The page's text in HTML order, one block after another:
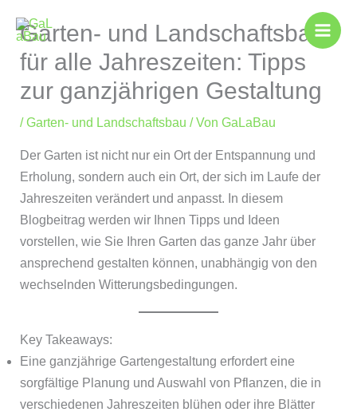
Inhalt
springen
Garten- und Landschaftsbau
für alle Jahreszeiten: Tipps
zur ganzjährigen Gestaltung
/Garten- und Landschaftsbau / Von GaLaBau
Der Garten ist nicht nur ein Ort der Entspannung und
Erholung, sondern auch ein Ort, der sich im Laufe der
Jahreszeiten verändert und anpasst. In diesem
Blogbeitrag werden wir Ihnen Tipps und Ideen
vorstellen, wie Sie Ihren Garten das ganze Jahr über
ansprechend gestalten können, unabhängig von den
wechselnden Witterungsbedingungen.
Key Takeaways:
Eine ganzjährige Gartengestaltung erfordert eine
sorgfältige Planung und Auswahl von Pflanzen, die in
verschiedenen Jahreszeiten blühen oder ihre Blätter